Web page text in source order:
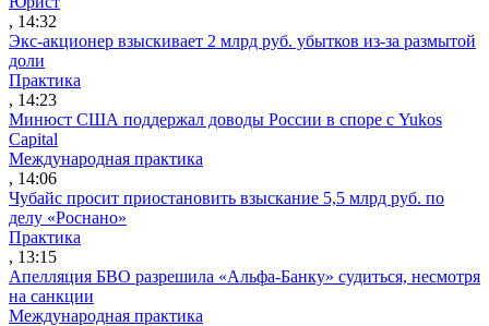
, 14:32
Экс-акционер взыскивает 2 млрд руб. убытков из-за размытой
доли
Практика
, 14:23
Минюст США поддержал доводы России в споре с Yukos
Capital
Международная практика
, 14:06
Чубайс просит приостановить взыскание 5,5 млрд руб. по
делу «Роснано»
Практика
, 13:15
Апелляция БВО разрешила «Альфа-Банку» судиться, несмотря
на санкции
Международная практика